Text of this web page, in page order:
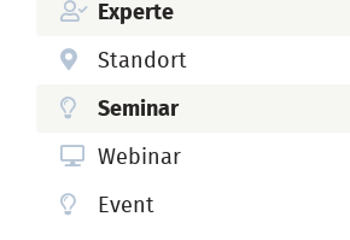
Experte
Standort
Seminar
Webinar
Event